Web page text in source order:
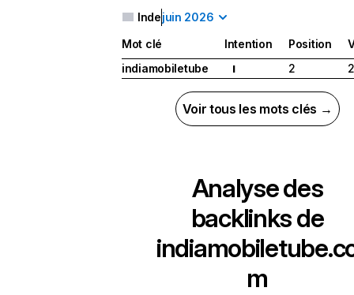
Indejuin 2026
Mot clé Intention Position
indiamobiletube
I 2
Voir tous les mots clés →
Analyse des
backlinks de
m